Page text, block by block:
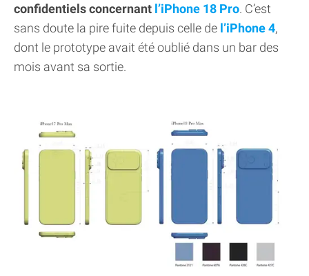
confidentiels concernant l’iPhone 18 Pro. C’est
sans doute la pire fuite depuis celle de l’iPhone 4,
dont le prototype avait été oublié dans un bar des
mois avant sa sortie.